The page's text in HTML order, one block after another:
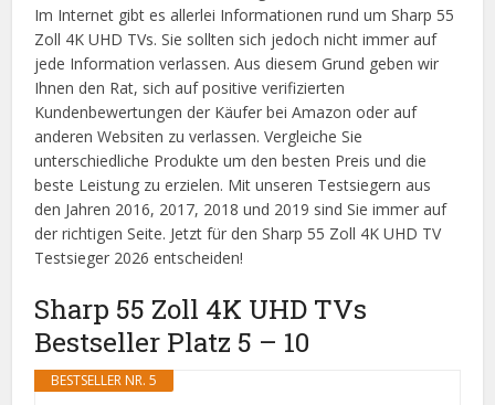
Im Internet gibt es allerlei Informationen rund um Sharp 55
Zoll 4K UHD TVs. Sie sollten sich jedoch nicht immer auf
jede Information verlassen. Aus diesem Grund geben wir
Ihnen den Rat, sich auf positive verifizierten
Kundenbewertungen der Käufer bei Amazon oder auf
anderen Websiten zu verlassen. Vergleiche Sie
unterschiedliche Produkte um den besten Preis und die
beste Leistung zu erzielen. Mit unseren Testsiegern aus
den Jahren 2016, 2017, 2018 und 2019 sind Sie immer auf
der richtigen Seite. Jetzt für den Sharp 55 Zoll 4K UHD TV
Testsieger 2026 entscheiden!
Sharp 55 Zoll 4K UHD TVs
Bestseller Platz 5 – 10
BESTSELLER NR. 5